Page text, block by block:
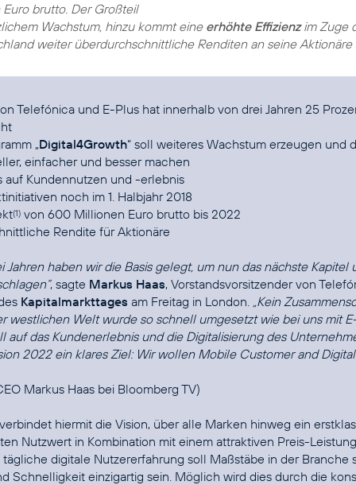
brutto. Der Großteil
Wachstum, hinzu kommt eine erhöhte Effizienzim Zuge
weiter überdurchschnittliche Renditen an seine Aktionäre
Telefónica und E-Plus hat innerhalb von drei Jahren 25
„Digital4Growth“ soll weiteres Wachstum erzeugen und
einfacher und besser machen
auf Kundennutzen und -erlebnis
noch im 1. Halbjahr 2018
(1) von 600 Millionen Euro brutto bis 2022
Rendite für Aktionäre
Jahren haben wir die Basis gelegt, um nun das nächste Kapitel
, sagte Markus Haas, Vorstandsvorsitzender von
Kapitalmarkttages am Freitag in London. „Kein
westlichen Welt wurde so schnell umgesetzt wie bei uns mit
auf das Kundenerlebnis und die Digitalisierung des
2022 ein klares Ziel: Wir wollen Mobile Customer and
Markus Haas bei Bloomberg TV)
hiermit die Vision, über alle Marken hinweg ein
Nutzwert in Kombination mit einem attraktiven Preis-
digitale Nutzererfahrung soll Maßstäbe in der Branche
Schnelligkeit einzigartig sein. Möglich wird dies durch die